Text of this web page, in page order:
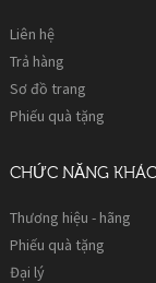
Liên hệ
Trả hàng
Sơ đồ trang
Phiếu quà tặng
CHỨC NĂNG KHÁC
Thương hiệu - hãng
Phiếu quà tặng
Đại lý